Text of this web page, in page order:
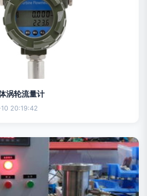
涡轮流量计
20:19:42